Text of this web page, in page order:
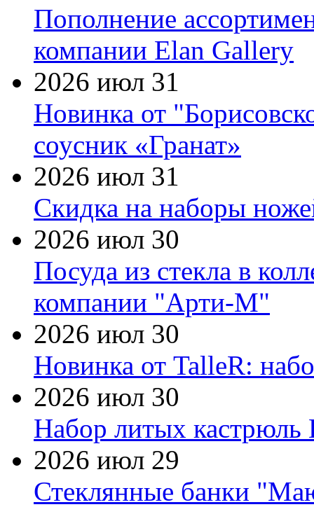
Пополнение
компании Elan Gallery
2026 июл 31
Новинка от
соусник «Гранат»
2026 июл 31
Скидка на наборы
2026 июл 30
Посуда из стекла в
компании "Арти-М"
2026 июл 30
Новинка от TalleR:
2026 июл 30
Набор литых кастрюль
2026 июл 29
Стеклянные банки